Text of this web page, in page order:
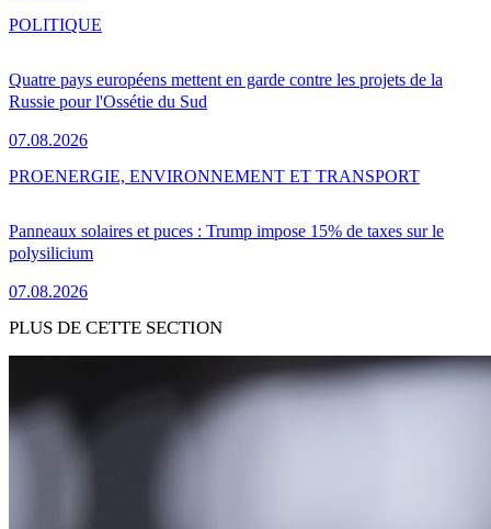
Quatre pays européens mettent en garde contre les projets de la
Russie pour l'Ossétie du Sud
07.08.2026
POLITIQUE
Panneaux solaires et puces : Trump impose 15% de taxes sur le
polysilicium
07.08.2026
PROENERGIE, ENVIRONNEMENT ET TRANSPORT
PLUS DE CETTE SECTION